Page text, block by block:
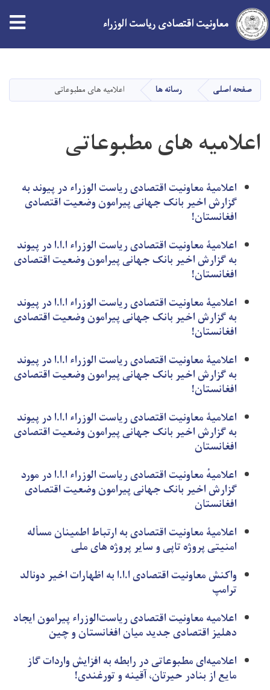
main
content
معاونیت اقتصادی ریاست الوزراء
صفحه اصلی رسانه ها اعلامیه های مطبوعاتی
اعلامیه‌ های مطبوعاتی
اعلامیۀ معاونیت اقتصادی ریاست الوزراء در پیوند به
گزارش اخیر بانک جهانی پیرامون وضعیت اقتصادی
افغانستان!
اعلامیۀ معاونیت اقتصادی ریاست الوزراء ا.ا.ا در پیوند
به گزارش اخیر بانک جهانی پیرامون وضعیت اقتصادی
افغانستان!
اعلامیۀ معاونیت اقتصادی ریاست الوزراء ا.ا.ا در پیوند
به گزارش اخیر بانک جهانی پیرامون وضعیت اقتصادی
افغانستان!
اعلامیۀ معاونیت اقتصادی ریاست الوزراء ا.ا.ا در پیوند
به گزارش اخیر بانک جهانی پیرامون وضعیت اقتصادی
افغانستان!
اعلامیۀ معاونیت اقتصادی ریاست الوزراء ا.ا.ا در پیوند
به گزارش اخیر بانک جهانی پیرامون وضعیت اقتصادی
افغانستان
اعلامیهٔ‌‌ معاونیت اقتصادی ریاست الوزرا‌ء ا.ا.ا در مورد
گزارش اخیر بانک جهانی پیرامون وضعیت اقتصادی
افغانستان
اعلامیۀ معاونیت اقتصادی به ارتباط اطمینان مسأله
امنیتی پروژه تاپی و سایر پروژه های ملی
واکنش معاونیت اقتصادی ا.ا.ا به اظهارات اخیر دونالد
ترامپ
اعلامیه معاونیت اقتصادی ریاست‌الوزراء پیرامون ایجاد
دهلیز اقتصادی جدید میان افغانستان و چین
اعلامیه‌ای مطبوعاتی در رابطه به افزایش واردات گاز
مایع از بنادر حیرتان، آقینه و تورغندی!